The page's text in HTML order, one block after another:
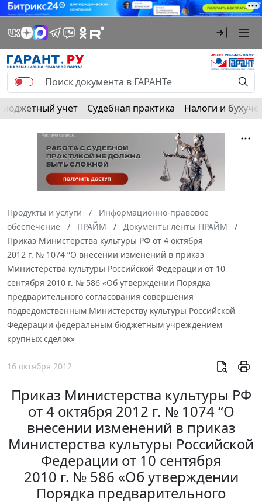
Бюджетный учет Судебная практика Налоги и
Продукты и услуги
Информационно-правовое
обеспечение
ПРАЙМ
Документы ленты ПРАЙМ
Приказ Министерства культуры РФ от 4 октября
2012 г. № 1074 “О внесении изменений в приказ
Министерства культуры Российской Федерации от 10
сентября 2010 г. № 586 «Об утверждении Порядка
предварительного согласования совершения
подведомственным Министерству культуры Российской
Федерации федеральным бюджетным учреждением
крупных сделок»
16 октября 2012
Приказ Министерства культуры РФ
от 4 октября 2012 г. № 1074 “О
внесении изменений в приказ
Министерства культуры Российской
Федерации от 10 сентября
2010 г. № 586 «Об утверждении
Порядка предварительного